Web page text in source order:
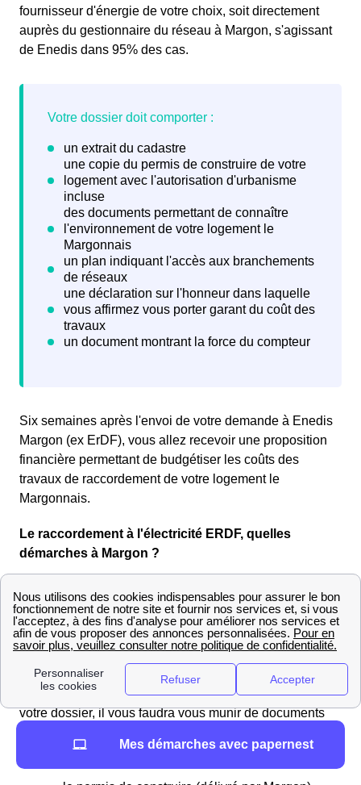
fournisseur d'énergie de votre choix, soit directement
auprès du gestionnaire du réseau à Margon, s'agissant
de Enedis dans 95% des cas.
Six semaines après l'envoi de votre demande à Enedis
Margon (ex ErDF), vous allez recevoir une proposition
financière permettant de budgétiser les coûts des
travaux de raccordement de votre logement le
Margonnais.
Le raccordement à l'électricité ERDF, quelles
démarches à Margon ?
électrique se fait via Enedis (ex-ErDF) qui est le
gestionnaire de réseau électrique sur 95% du territoire
français. Pour entamer la démarche d'un raccordement à
Dans le cas où vous souhaitez constituer vous même
votre dossier, il vous faudra vous munir de documents
Margon. Ces documents sont :
Mes démarches avec papernest